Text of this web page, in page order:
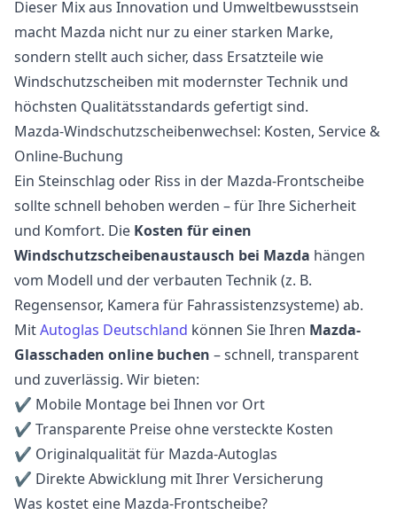
Dieser Mix aus Innovation und Umweltbewusstsein
macht Mazda nicht nur zu einer starken Marke,
sondern stellt auch sicher, dass Ersatzteile wie
Windschutzscheiben mit modernster Technik und
höchsten Qualitätsstandards gefertigt sind.
Mazda-Windschutzscheibenwechsel: Kosten, Service &
Online-Buchung
Ein Steinschlag oder Riss in der Mazda-Frontscheibe
sollte schnell behoben werden – für Ihre Sicherheit
und Komfort. Die Kosten für einen
Windschutzscheibenaustausch bei Mazda hängen
vom Modell und der verbauten Technik (z. B.
Regensensor, Kamera für Fahrassistenzsysteme) ab.
MitAutoglas Deutschland können Sie Ihren Mazda-
Glasschaden online buchen – schnell, transparent
und zuverlässig. Wir bieten:
✔ Mobile Montage bei Ihnen vor Ort
✔ Transparente Preise ohne versteckte Kosten
✔ Originalqualität für Mazda-Autoglas
✔ Direkte Abwicklung mit Ihrer Versicherung
Was kostet eine Mazda-Frontscheibe?